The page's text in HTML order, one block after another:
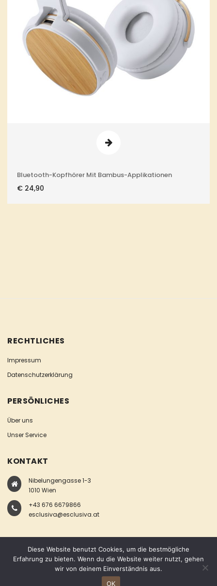
Bluetooth-Kopfhörer Mit Bambus-Applikationen
€ 24,90
RECHTLICHES
Impressum
Datenschutzerklärung
PERSÖNLICHES
Über uns
Unser Service
KONTAKT
Nibelungengasse 1-3
1010 Wien
+43 676 6679866
esclusiva@esclusiva.at
COPYRIGHT © ESCLUSIVA
Diese Website benutzt Cookies, um die bestmögliche
Erfahrung zu bieten. Wenn du die Website weiter nutzt, gehen
wir von deinem Einverständnis aus.
OK